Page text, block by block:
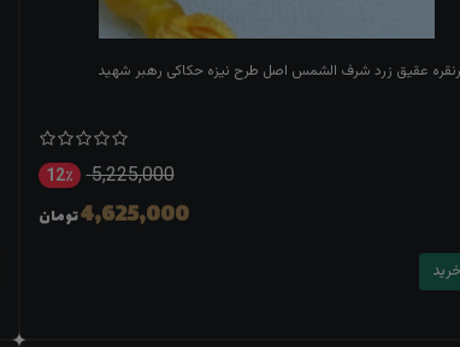
عقیق زرد شرف الشمس اصل طرح نیزه حکاکی رهبر شهید
5,225,000 12٪
4,625,000تومان